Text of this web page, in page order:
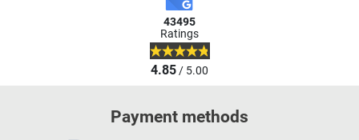
43495
Ratings
4.85/ 5.00
Payment methods